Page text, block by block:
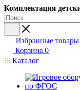
Комплектация
Избранные товары
Корзина 0
Каталог